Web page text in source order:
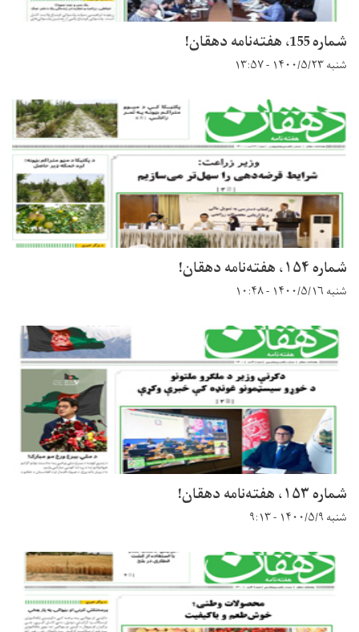
شماره 155، هفته‌نامه دهقان!
شنبه ۱۴۰۰/۵/۲۳ - ۱۳:۵۷
شماره ۱۵۴، هفته‌نامه دهقان!
شنبه ۱۴۰۰/۵/۱۶ - ۱۰:۴۸
شماره ۱۵۳، هفته‌نامه دهقان!
شنبه ۱۴۰۰/۵/۹ - ۹:۱۳